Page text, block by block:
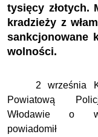
tysięcy złotych.
kradzieży z
sankcjonowane
wolności.
2 września
Powiatową
Włodawie o
powiadomił